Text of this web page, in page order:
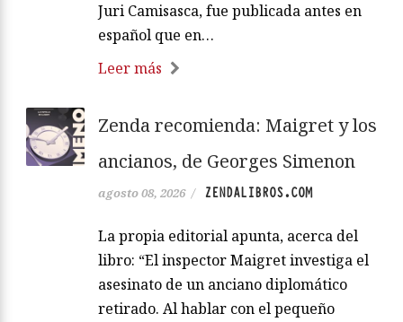
Juri Camisasca, fue publicada antes en
español que en…
Leer más
Zenda recomienda: Maigret y los
ancianos, de Georges Simenon
agosto 08, 2026 / ZENDALIBROS.COM
La propia editorial apunta, acerca del
libro: “El inspector Maigret investiga el
asesinato de un anciano diplomático
retirado. Al hablar con el pequeño